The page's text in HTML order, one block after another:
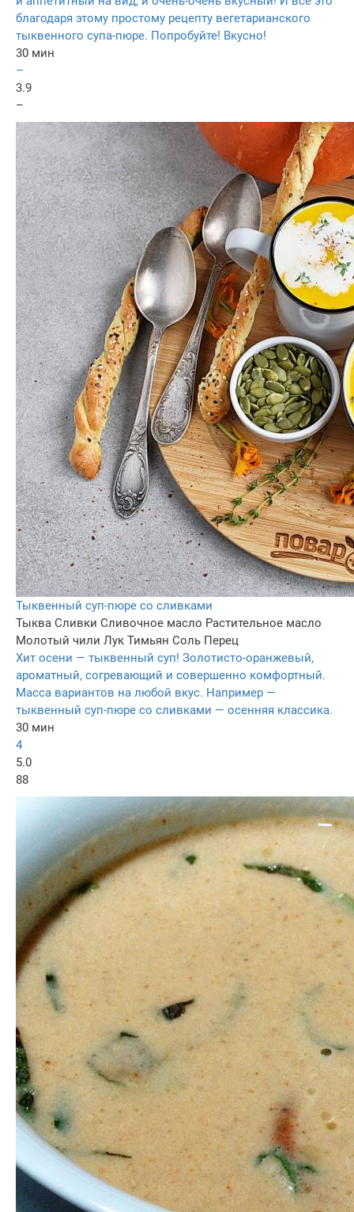
благодаря этому простому рецепту вегетарианского
тыквенного супа-пюре. Попробуйте! Вкусно!
30 мин
–
3.9
–
Тыквенный суп-пюре со сливками
Тыква Сливки Сливочное масло Растительное масло
Молотый чили Лук Тимьян Соль Перец
Хит осени — тыквенный суп! Золотисто-оранжевый,
ароматный, согревающий и совершенно комфортный.
Масса вариантов на любой вкус. Например —
тыквенный суп-пюре со сливками — осенняя классика.
30 мин
4
5.0
88